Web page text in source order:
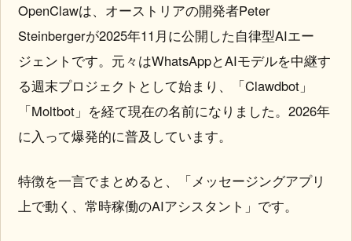
OpenClawは、オーストリアの開発者Peter
Steinbergerが2025年11月に公開した自律型AIエー
ジェントです。元々はWhatsAppとAIモデルを中継す
る週末プロジェクトとして始まり、「Clawdbot」
「Moltbot」を経て現在の名前になりました。2026年
に入って爆発的に普及しています。
特徴を一言でまとめると、「メッセージングアプリ
上で動く、常時稼働のAIアシスタント」です。